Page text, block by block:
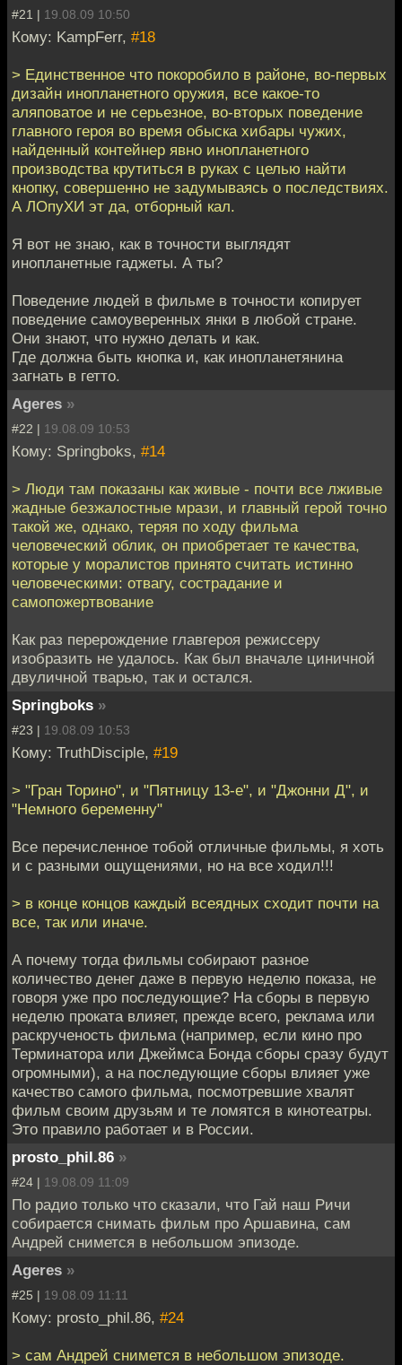
#21 | 19.08.09 10:50
Кому: KampFerr, #18
> Единственное что покоробило в районе, во-первых
дизайн инопланетного оружия, все какое-то
аляповатое и не серьезное, во-вторых поведение
главного героя во время обыска хибары чужих,
найденный контейнер явно инопланетного
производства крутиться в руках с целью найти
кнопку, совершенно не задумываясь о последствиях.
А ЛОпуХИ эт да, отборный кал.
Я вот не знаю, как в точности выглядят
инопланетные гаджеты. А ты?
Поведение людей в фильме в точности копирует
поведение самоуверенных янки в любой стране.
Они знают, что нужно делать и как.
Где должна быть кнопка и, как инопланетянина
загнать в гетто.
Ageres »
#22 | 19.08.09 10:53
Кому: Springboks, #14
> Люди там показаны как живые - почти все лживые
жадные безжалостные мрази, и главный герой точно
такой же, однако, теряя по ходу фильма
человеческий облик, он приобретает те качества,
которые у моралистов принято считать истинно
человеческими: отвагу, сострадание и
самопожертвование
Как раз перерождение главгероя режиссеру
изобразить не удалось. Как был вначале циничной
двуличной тварью, так и остался.
Springboks »
#23 | 19.08.09 10:53
Кому: TruthDisciple, #19
> "Гран Торино", и "Пятницу 13-е", и "Джонни Д", и
"Немного беременну"
Все перечисленное тобой отличные фильмы, я хоть
и с разными ощущениями, но на все ходил!!!
> в конце концов каждый всеядных сходит почти на
все, так или иначе.
А почему тогда фильмы собирают разное
количество денег даже в первую неделю показа, не
говоря уже про последующие? На сборы в первую
неделю проката влияет, прежде всего, реклама или
раскрученость фильма (например, если кино про
Терминатора или Джеймса Бонда сборы сразу будут
огромными), а на последующие сборы влияет уже
качество самого фильма, посмотревшие хвалят
фильм своим друзьям и те ломятся в кинотеатры.
Это правило работает и в России.
prosto_phil.86 »
#24 | 19.08.09 11:09
По радио только что сказали, что Гай наш Ричи
собирается снимать фильм про Аршавина, сам
Андрей снимется в небольшом эпизоде.
Ageres »
#25 | 19.08.09 11:11
Кому: prosto_phil.86, #24
> сам Андрей снимется в небольшом эпизоде.